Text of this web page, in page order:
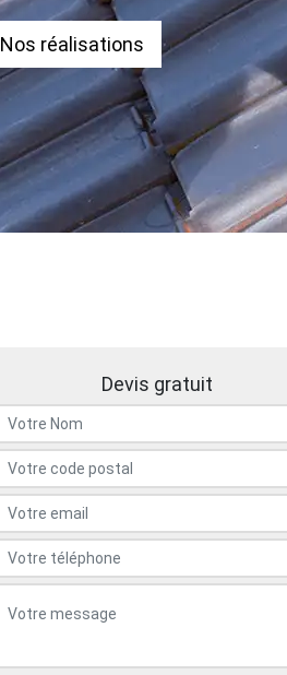
Nos réalisations
Devis gratuit